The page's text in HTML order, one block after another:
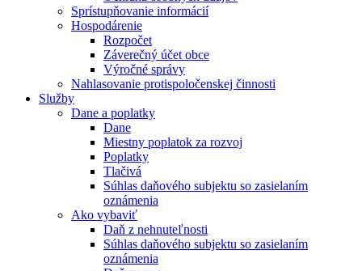
Sprístupňovanie informácií
Hospodárenie
Rozpočet
Záverečný účet obce
Výročné správy
Nahlasovanie protispoločenskej činnosti
Služby
Dane a poplatky
Dane
Miestny poplatok za rozvoj
Poplatky
Tlačivá
Súhlas daňového subjektu so zasielaním
oznámenia
Ako vybaviť
Daň z nehnuteľnosti
Súhlas daňového subjektu so zasielaním
oznámenia